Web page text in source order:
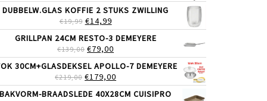
PRIJS
WAS:
€69,99.
PRIJS
IS:
€55,99.
DUBBELW.GLAS KOFFIE 2 STUKS ZWILLING
€19,99 OORSPRONKELIJKE
PRIJS
WAS:
€19,99.
€14,99HUIDIGE
PRIJS
IS:
€14,99.
GRILLPAN 24CM RESTO-3 DEMEYERE
€139,00 OORSPRONKELIJKE
PRIJS
WAS:
€139,00.
€79,00
PRIJS
IS:
€79,00.
30CM+GLASDEKSEL APOLLO-7 DEMEYERE
€219,00 OORSPRONKELIJKE
PRIJS
WAS:
€179,00
PRIJS
IS:
BAKVORM-BRAADSLEDE 40X28CM CUISIPRO